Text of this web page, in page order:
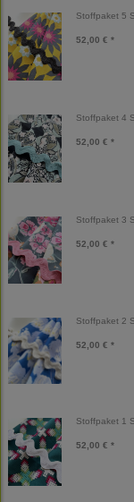
Stoffpaket 5
52,00 € *
Stoffpaket 4
52,00 € *
Stoffpaket 3
52,00 € *
Stoffpaket 2
52,00 € *
Stoffpaket 1
52,00 € *